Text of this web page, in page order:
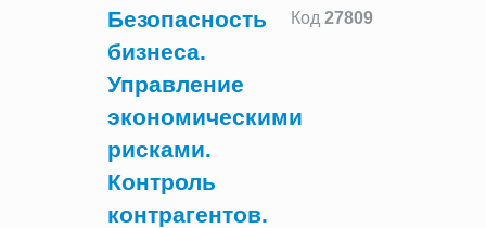
Код 27809
Безопасность
бизнеса.
Управление
экономическими
рисками.
Контроль
контрагентов.